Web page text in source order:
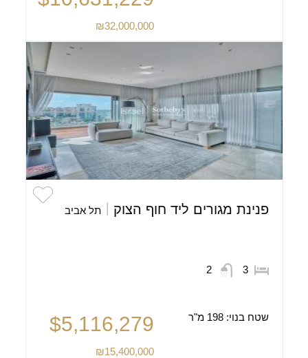
₪32,000,000
פנינת מגורים ליד חוף הצוק תל אביב
3
2
שטח בנוי:198 מ"ר $5,116,279
₪15,400,000